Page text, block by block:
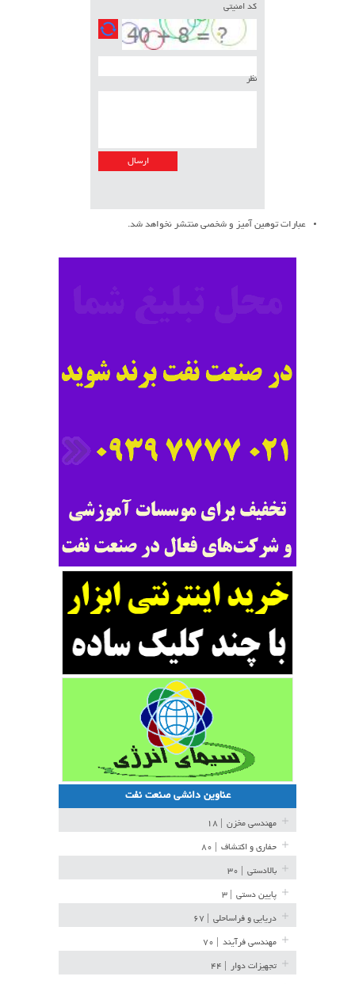
کد امنیتی
نظر
عبارات توهین آمیز و شخصی منتشر نخواهد شد.
عناوین دانشی صنعت نفت
مهندسی مخزن
حفاری و اکتشاف
بالادستی
پایین دستی
دریایی و فراساحلی
مهندسی فرآیند
تجهیزات دوار